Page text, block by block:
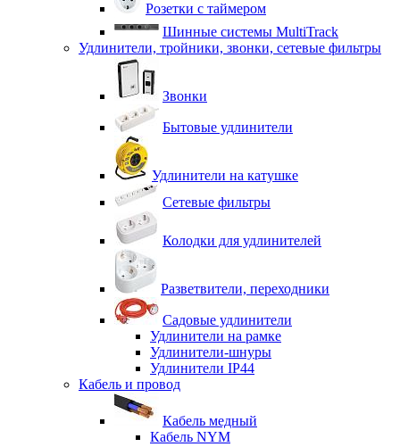
Розетки с таймером
Шинные системы MultiTrack
Удлинители, тройники, звонки, сетевые фильтры
Звонки
Бытовые удлинители
Удлинители на катушке
Сетевые фильтры
Колодки для удлинителей
Разветвители, переходники
Садовые удлинители
Удлинители на рамке
Удлинители-шнуры
Удлинители IP44
Кабель и провод
Кабель медный
Кабель NYM